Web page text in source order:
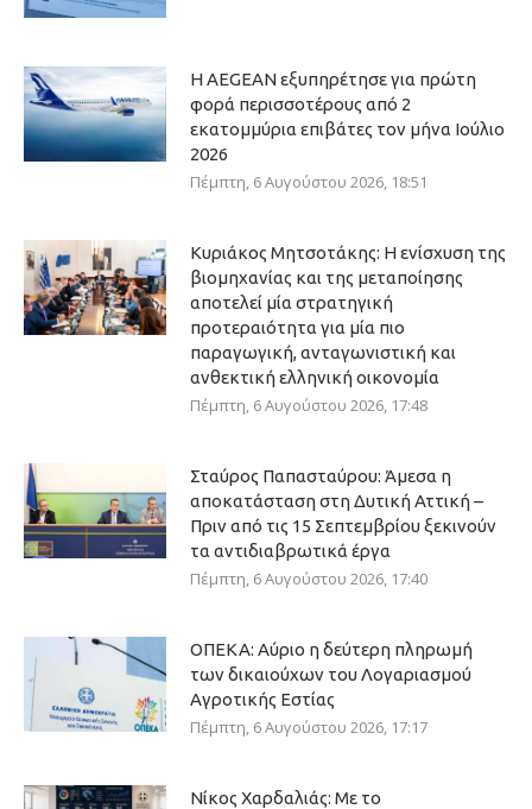
Η AEGEAN εξυπηρέτησε για πρώτη
φορά περισσοτέρους από 2
εκατομμύρια επιβάτες τον μήνα Ιούλιο
2026
Πέμπτη, 6 Αυγούστου 2026, 18:51
Κυριάκος Μητσοτάκης: Η ενίσχυση της
βιομηχανίας και της μεταποίησης
αποτελεί μία στρατηγική
προτεραιότητα για μία πιο
παραγωγική, ανταγωνιστική και
ανθεκτική ελληνική οικονομία
Πέμπτη, 6 Αυγούστου 2026, 17:48
Σταύρος Παπασταύρου: Άμεσα η
αποκατάσταση στη Δυτική Αττική –
Πριν από τις 15 Σεπτεμβρίου ξεκινούν
τα αντιδιαβρωτικά έργα
Πέμπτη, 6 Αυγούστου 2026, 17:40
ΟΠΕΚΑ: Αύριο η δεύτερη πληρωμή
των δικαιούχων του Λογαριασμού
Αγροτικής Εστίας
Πέμπτη, 6 Αυγούστου 2026, 17:17
Νίκος Χαρδαλιάς: Με το